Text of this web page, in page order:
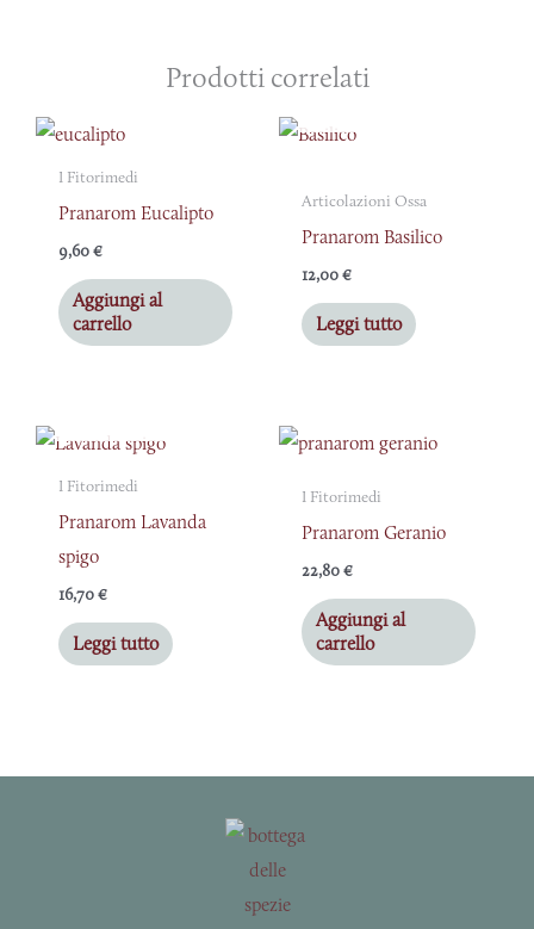
Prodotti correlati
I Fitorimedi
Pranarom Eucalipto
9,60€
Aggiungi al
carrello
Articolazioni Ossa
Pranarom Basilico
12,00€
Leggi tutto
I Fitorimedi
Pranarom Lavanda
spigo
16,70€
Leggi tutto
I Fitorimedi
Pranarom Geranio
22,80€
Aggiungi al
carrello